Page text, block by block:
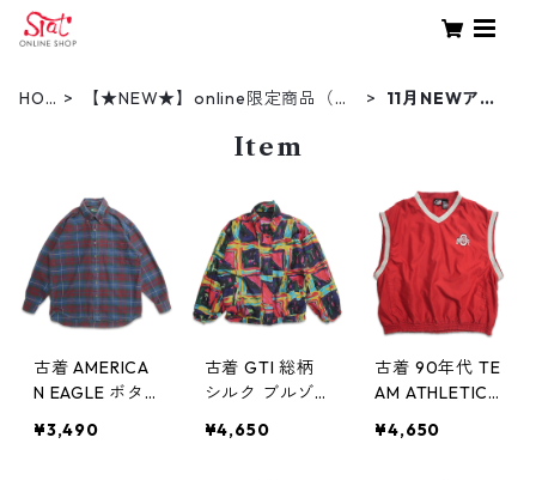
HO
【★NEW★】online限定商品（新
11月NEWアイ
Item
古着 AMERICA
N EAGLE ボタ
長袖シャツ チ
¥3,490
古着 GTI 総柄
シルク ブルゾ
表記：M gd4
¥4,650
古着 90年代 TE
AM ATHLETICS
ステート カレ
¥4,650